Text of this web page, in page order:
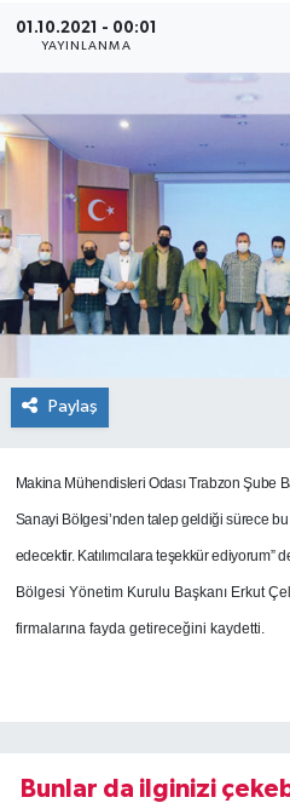
01.10.2021 - 00:01
YAYINLANMA
Paylaş
Makina Mühendisleri Odası Trabzon Şube
Sanayi Bölgesi’nden talep geldiği sürece
edecektir. Katılımcılara teşekkür ediyorum”
Bölgesi Yönetim Kurulu Başkanı Erkut
firmalarına fayda getireceğini kaydetti.
Bunlar da ilginizi
ŞİRKET PANO
SÖYLEŞİ
ÜLKE
YAŞAM